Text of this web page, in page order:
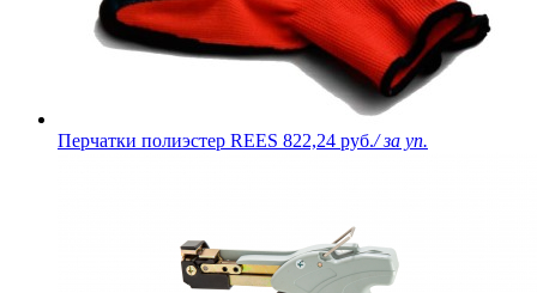
Перчатки полиэстер REES 822,24 руб./ за уп.